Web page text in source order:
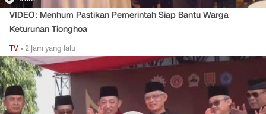
VIDEO: Menhum Pastikan Pemerintah Siap Bantu Warga
Keturunan Tionghoa
TV •2 jam yang lalu